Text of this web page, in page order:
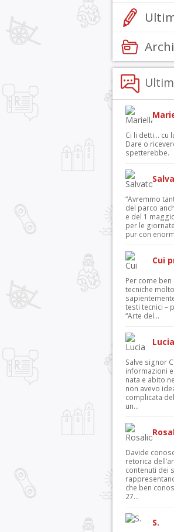
Ci li detti… cu
Dare o
spetterebbe.
“Avremmo
del parco
e del 1
per le
pur con
Cui
Per come
tecniche
testi tecnici –
“Arte del...
Salve signor
informazioni
nata e abito
non avevo
complicata
un...
Davide
retorica
contenuti dei
che ben
27...
S.